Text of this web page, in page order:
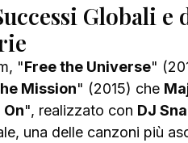
Globali
"Free the Universe"
Mission" (2015) che
On", realizzato con DJ
una delle canzoni più